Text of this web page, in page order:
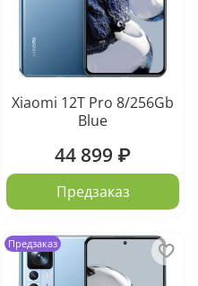
Xiaomi 12T Pro 8/256Gb
Blue
44 899 ₽
Предзаказ
Предзаказ